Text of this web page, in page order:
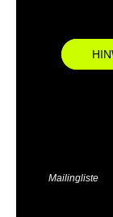
Mailingliste